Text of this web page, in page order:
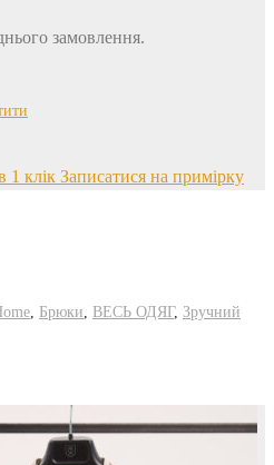
замовлення.
1 клік Записатися на примірку
Брюки ВЕСЬ ОДЯГ, Зручний